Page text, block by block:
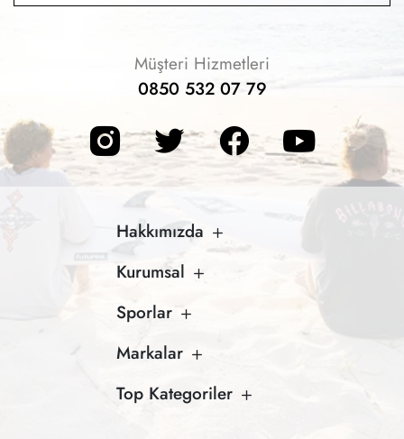
Müşteri Hizmetleri
0850 532 07 79
Hakkımızda
Kurumsal
Sporlar
Markalar
Top Kategoriler